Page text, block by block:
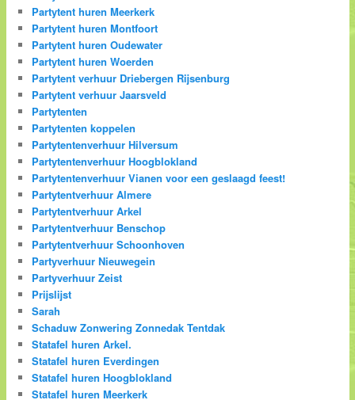
Partytent huren Meerkerk
Partytent huren Montfoort
Partytent huren Oudewater
Partytent huren Woerden
Partytent verhuur Driebergen Rijsenburg
Partytent verhuur Jaarsveld
Partytenten
Partytenten koppelen
Partytentenverhuur Hilversum
Partytentenverhuur Hoogblokland
Partytentenverhuur Vianen voor een geslaagd feest!
Partytentverhuur Almere
Partytentverhuur Arkel
Partytentverhuur Benschop
Partytentverhuur Schoonhoven
Partyverhuur Nieuwegein
Partyverhuur Zeist
Prijslijst
Sarah
Schaduw Zonwering Zonnedak Tentdak
Statafel huren Arkel.
Statafel huren Everdingen
Statafel huren Hoogblokland
Statafel huren Meerkerk